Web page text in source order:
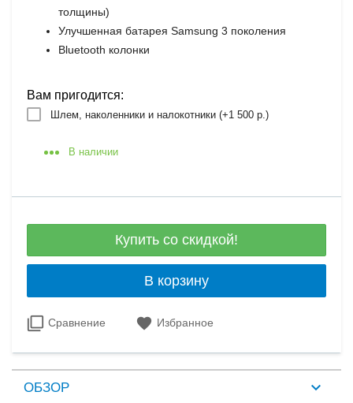
толщины)
Улучшенная батарея Samsung 3 поколения
Bluetooth колонки
Вам пригодится:
Шлем, наколенники и налокотники (+1 500 р.)
В наличии
Купить со скидкой!
В корзину
Сравнение Избранное
ОБЗОР